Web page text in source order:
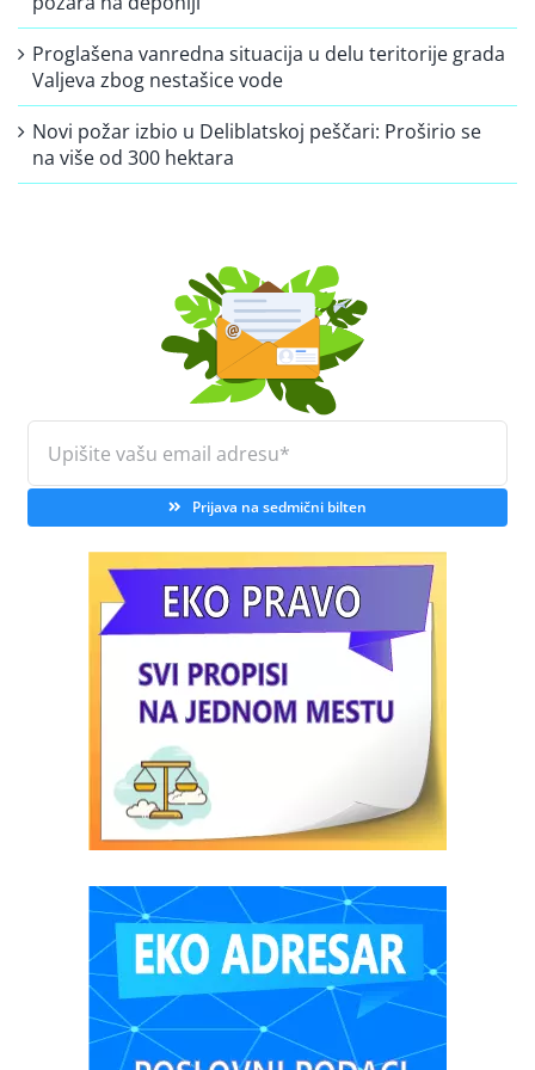
Proglašena vanredna situacija u delu teritorije grada
Valjeva zbog nestašice vode
Novi požar izbio u Deliblatskoj peščari: Proširio se
na više od 300 hektara
Prijava na sedmični bilten